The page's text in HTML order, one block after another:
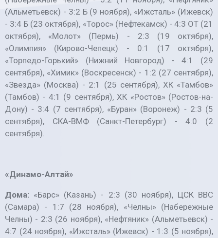
(Альметьевск) - 3:2 Б (9 ноября), «Ижсталь» (Ижевск)
- 3:4 Б (23 октября), «Торос» (Нефтекамск) - 4:3 ОТ (21
октября), «Молот» (Пермь) - 2:3 (19 октября),
«Олимпия» (Кирово-Чепецк) - 0:1 (17 октября),
«Торпедо-Горький» (Нижний Новгород) - 4:1 (29
сентября), «Химик» (Воскресенск) - 1:2 (27 сентября),
«Звезда» (Москва) - 2:1 (25 сентября), ХК «Тамбов»
(Тамбов) - 4:1 (9 сентября), ХК «Ростов» (Ростов-на-
Дону) - 3:4 (7 сентября), «Буран» (Воронеж) - 2:3 (5
сентября), СКА-ВМФ (Санкт-Петербург) - 4:0 (2
сентября).
«Динамо-Алтай»
Дома: «Барс» (Казань) - 2:3 (30 ноября), ЦСК ВВС
(Самара) - 1:7 (28 ноября), «Челны» (Набережные
Челны) - 2:3 (26 ноября), «Нефтяник» (Альметьевск) -
4:7 (24 ноября), «Ижсталь» (Ижевск) - 1:3 (5 ноября),